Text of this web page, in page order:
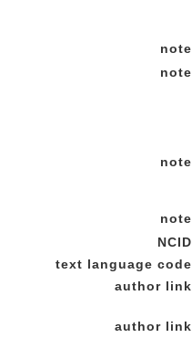
note
note
note
note
NCID
text language code
author link
author link